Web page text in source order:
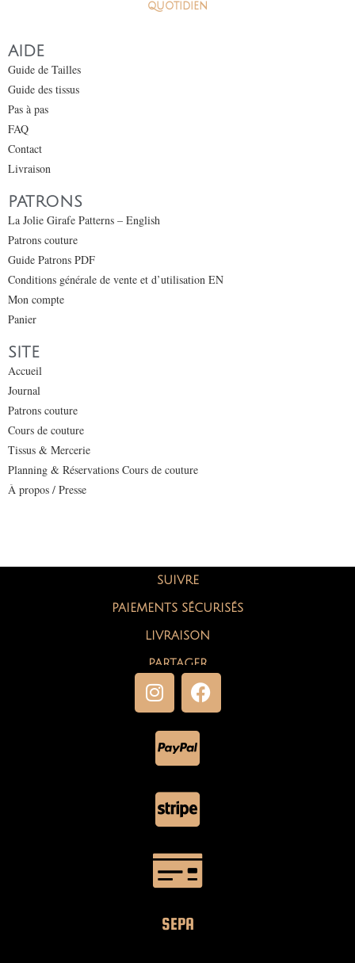
quotidien
AIDE
Guide de Tailles
Guide des tissus
Pas à pas
FAQ
Contact
Livraison
PATRONS
La Jolie Girafe Patterns – English
Patrons couture
Guide Patrons PDF
Conditions générale de vente et d’utilisation EN
Mon compte
Panier
SITE
Accueil
Journal
Patrons couture
Cours de couture
Tissus & Mercerie
Planning & Réservations Cours de couture
À propos / Presse
SUIVRE
PAIEMENTS SÉCURISÉS
LIVRAISON
PARTAGER
SEPA